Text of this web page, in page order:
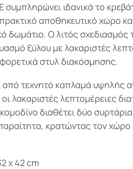
συμπληρώνει ιδανικά το
αποθηκευτικό χώρο
δωμάτιο. Ο λιτός
ξύλου με λακαριστές
στυλ διακόσμησης.
από τεχνητό καπλαμά υψηλής
λακαριστές λεπτομέρειες
διαθέτει δύο συρτάρια
κρατώντας τον χώρο
x 42 cm